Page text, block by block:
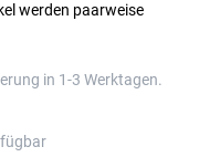
werden paarweise
in 1-3 Werktagen.